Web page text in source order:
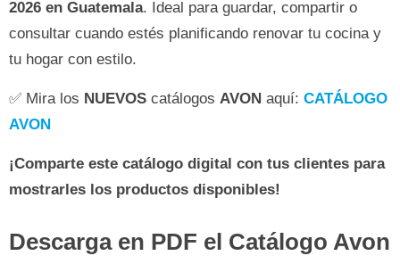
2026 en Guatemala. Ideal para guardar, compartir o
consultar cuando estés planificando renovar tu cocina y
tu hogar con estilo.
✅ Mira los NUEVOS catálogos AVON aquí: CATÁLOGO
AVON
¡Comparte este catálogo digital con tus clientes para
mostrarles los productos disponibles!
Descarga en PDF el Catálogo Avon